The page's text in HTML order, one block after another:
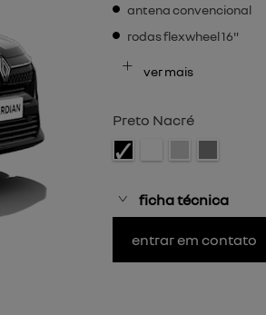
antena convencional
rodas flexwheel 16"
ver mais
Preto Nacré
ficha técnica
entrar em contato